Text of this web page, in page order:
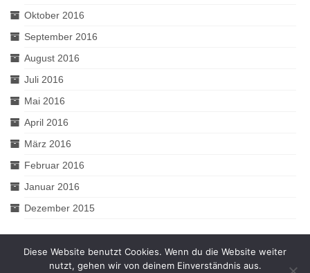
Oktober 2016
September 2016
August 2016
Juli 2016
Mai 2016
April 2016
März 2016
Februar 2016
Januar 2016
Dezember 2015
Diese Website benutzt Cookies. Wenn du die Website weiter
nutzt, gehen wir von deinem Einverständnis aus.